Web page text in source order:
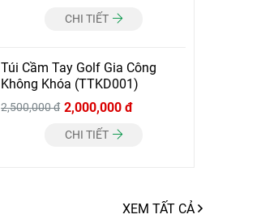
CHI TIẾT
Túi Cầm Tay Golf Gia Công
Không Khóa (TTKD001)
2,500,000 đ 2,000,000 đ
CHI TIẾT
XEM TẤT CẢ